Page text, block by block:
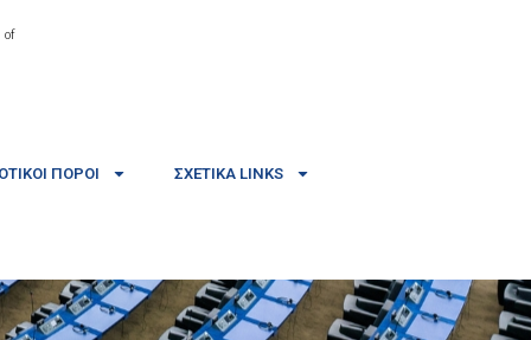
of
ΠΌΡΟΙ ΣΧΕΤΙΚΆ LINKS